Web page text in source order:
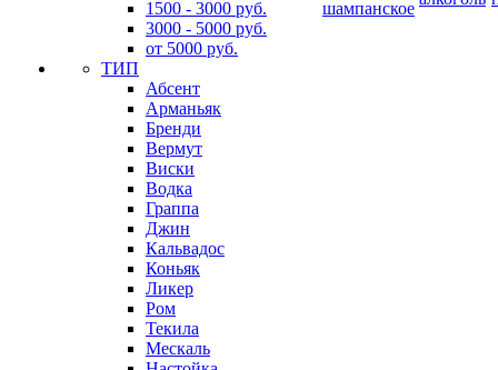
1500 - 3000 руб.
3000 - 5000 руб.
от 5000 руб.
ТИП
Абсент
Арманьяк
Бренди
Вермут
Виски
Водка
Граппа
Джин
Кальвадос
Коньяк
Ликер
Ром
Текила
Мескаль
шампанское